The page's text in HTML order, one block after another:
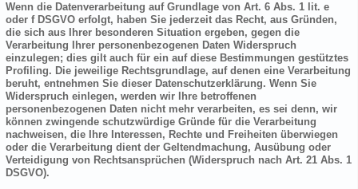
Wenn die Datenverarbeitung auf Grundlage von Art. 6 Abs. 1 lit. e
oder f DSGVO erfolgt, haben Sie jederzeit das Recht, aus Gründen,
die sich aus Ihrer besonderen Situation ergeben, gegen die
Verarbeitung Ihrer personenbezogenen Daten Widerspruch
einzulegen; dies gilt auch für ein auf diese Bestimmungen gestütztes
Profiling. Die jeweilige Rechtsgrundlage, auf denen eine Verarbeitung
beruht, entnehmen Sie dieser Datenschutzerklärung. Wenn Sie
Widerspruch einlegen, werden wir Ihre betroffenen
personenbezogenen Daten nicht mehr verarbeiten, es sei denn, wir
können zwingende schutzwürdige Gründe für die Verarbeitung
nachweisen, die Ihre Interessen, Rechte und Freiheiten überwiegen
oder die Verarbeitung dient der Geltendmachung, Ausübung oder
Verteidigung von Rechtsansprüchen (Widerspruch nach Art. 21 Abs. 1
DSGVO).